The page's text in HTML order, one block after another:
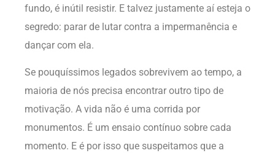
fundo, é inútil resistir. E talvez justamente aí esteja o
segredo: parar de lutar contra a impermanência e
dançar com ela.
Se pouquíssimos legados sobrevivem ao tempo, a
maioria de nós precisa encontrar outro tipo de
motivação. A vida não é uma corrida por
monumentos. É um ensaio contínuo sobre cada
momento. E é por isso que suspeitamos que a